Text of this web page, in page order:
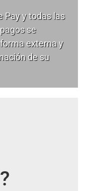
Pay y todas las
se
externa y
de su